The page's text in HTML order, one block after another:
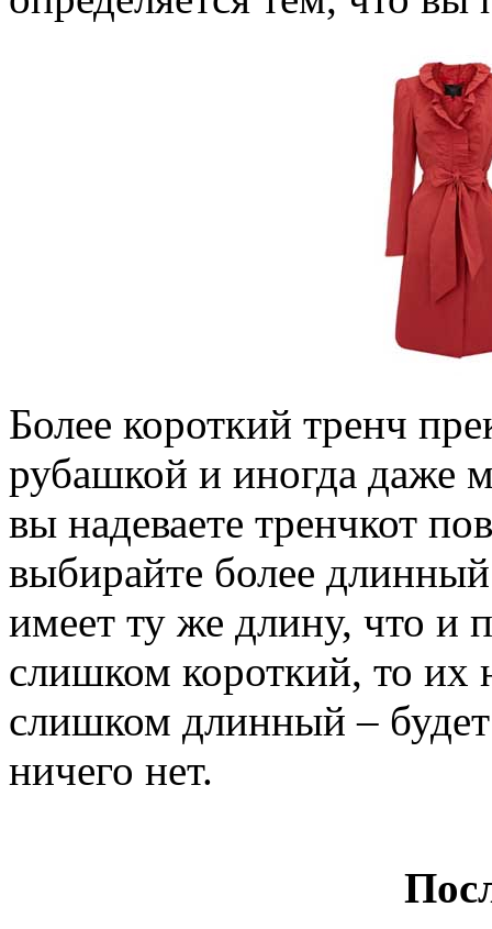
Более короткий тренч
рубашкой и иногда даже
вы надеваете тренчкот
выбирайте более
имеет ту же длину, что и
слишком короткий, то их
слишком длинный –
ничего нет.